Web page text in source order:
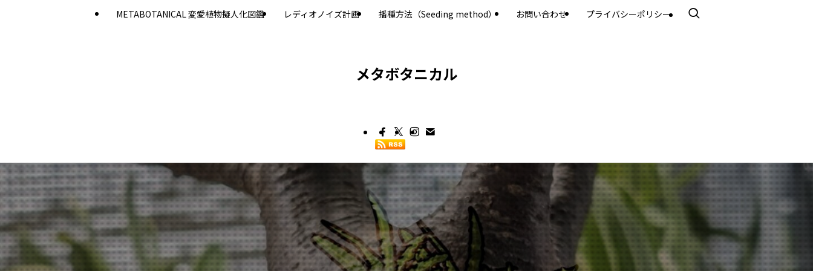
メタボタニカル
METABOTANICAL 変愛植物擬人化図鑑 レディオノイズ計画 播種方法（Seeding method） お問い合わせ プライバシーポリシー